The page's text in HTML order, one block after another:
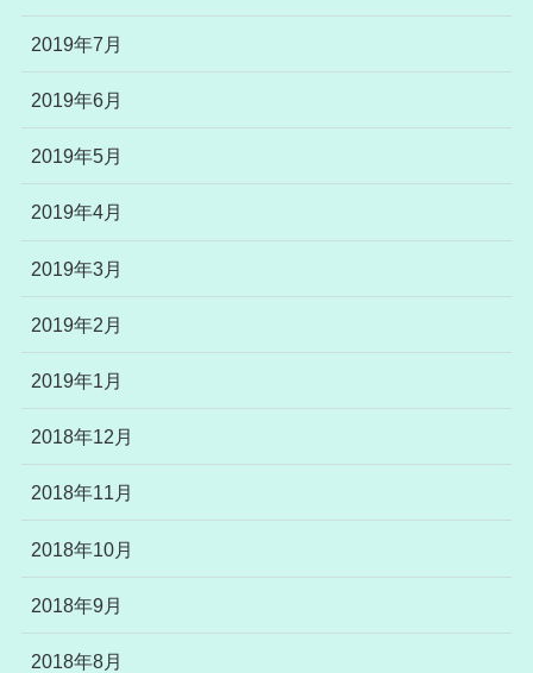
2019年7月
2019年6月
2019年5月
2019年4月
2019年3月
2019年2月
2019年1月
2018年12月
2018年11月
2018年10月
2018年9月
2018年8月